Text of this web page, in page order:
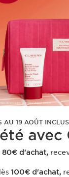
AU 19 AOÛT INCLUS
avec
80€ d'achat,
100€ d'achat,